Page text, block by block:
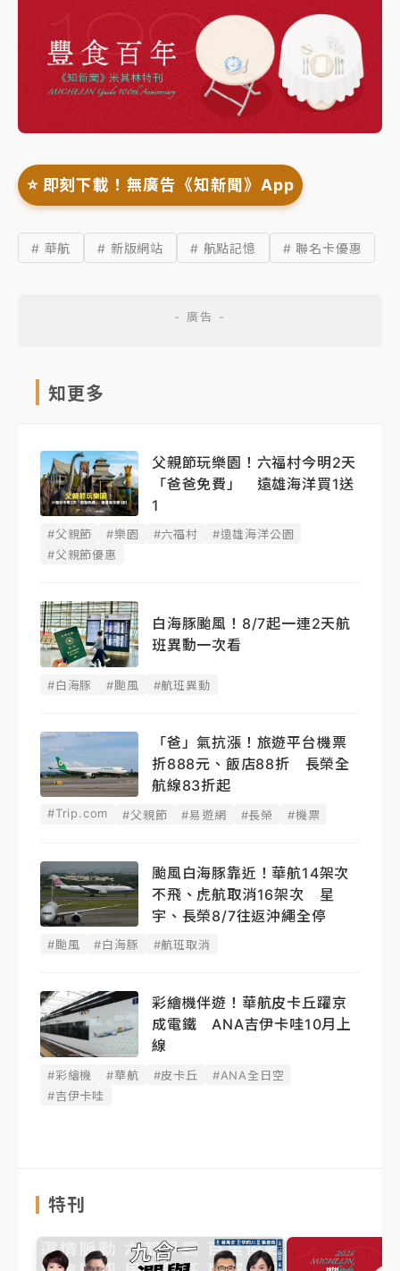
⭐️ 即刻下載！無廣告《知新聞》App
# 華航 # 新版網站 # 航點記憶 # 聯名卡優惠
知更多
父親節玩樂園！六福村今明2天
「爸爸免費」 遠雄海洋買1送
1
#父親節 #樂園 #六福村
#遠雄海洋公園
#父親節優惠
白海豚颱風！8/7起一連2天航
班異動一次看
#白海豚 #颱風 #航班異動
「爸」氣抗漲！旅遊平台機票
折888元、飯店88折 長榮全
航線83折起
#Trip.com #父親節 #易遊網 #長榮 #機票
颱風白海豚靠近！華航14架次
不飛、虎航取消16架次 星
宇、長榮8/7往返沖繩全停
#颱風 #白海豚 #航班取消
彩繪機伴遊！華航皮卡丘躍京
成電鐵 ANA吉伊卡哇10月上
線
#彩繪機 #華航 #皮卡丘
#ANA全日空
#吉伊卡哇
特刊